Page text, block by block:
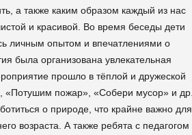
а также каким образом каждый из нас
и красивой. Во время беседы дети
личным опытом и впечатлениями о
была организована увлекательная
прошло в тёплой и дружеской
«Потушим пожар», «Собери мусор» и др.
о природе, что крайне важно для
возраста. А также ребята с педагогом